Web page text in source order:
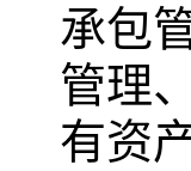
承包
管理
有资